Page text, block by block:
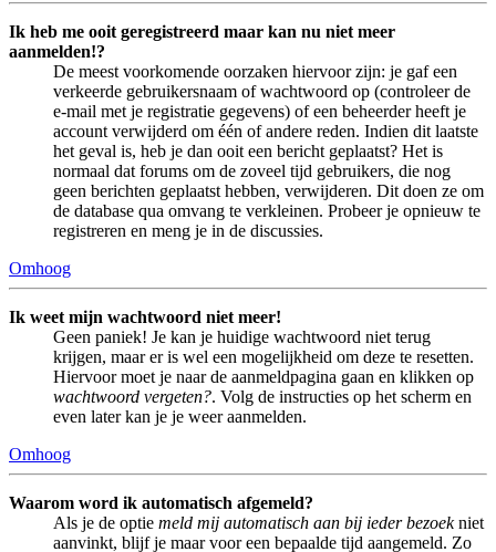
Ik heb me ooit geregistreerd maar kan nu niet meer
aanmelden!?
De meest voorkomende oorzaken hiervoor zijn: je gaf een
verkeerde gebruikersnaam of wachtwoord op (controleer de
e-mail met je registratie gegevens) of een beheerder heeft je
account verwijderd om één of andere reden. Indien dit laatste
het geval is, heb je dan ooit een bericht geplaatst? Het is
normaal dat forums om de zoveel tijd gebruikers, die nog
geen berichten geplaatst hebben, verwijderen. Dit doen ze om
de database qua omvang te verkleinen. Probeer je opnieuw te
registreren en meng je in de discussies.
Omhoog
Ik weet mijn wachtwoord niet meer!
Geen paniek! Je kan je huidige wachtwoord niet terug
krijgen, maar er is wel een mogelijkheid om deze te resetten.
Hiervoor moet je naar de aanmeldpagina gaan en klikken op
wachtwoord vergeten?. Volg de instructies op het scherm en
even later kan je je weer aanmelden.
Omhoog
Waarom word ik automatisch afgemeld?
Als je de optie meld mij automatisch aan bij ieder bezoekniet
aanvinkt, blijf je maar voor een bepaalde tijd aangemeld. Zo